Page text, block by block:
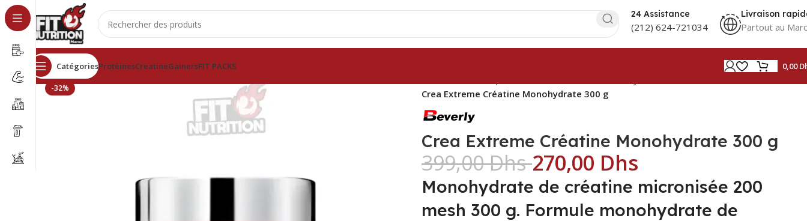
24 Assistance
(212) 624-721034
Livraison
Partout au
CatégoriesProtèinesCreatineGainersFIT PACKS 0,00
-32%
Crea Extreme Créatine Monohydrate 300 g
Dhs
Crea Extreme Créatine Monohydrate 300 g
399,00Dhs270,00 Dhs
Monohydrate de créatine micronisée 200
mesh 300 g. Formule monohydrate de